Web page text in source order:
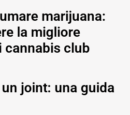
marijuana:
la migliore
cannabis club
joint: una guida